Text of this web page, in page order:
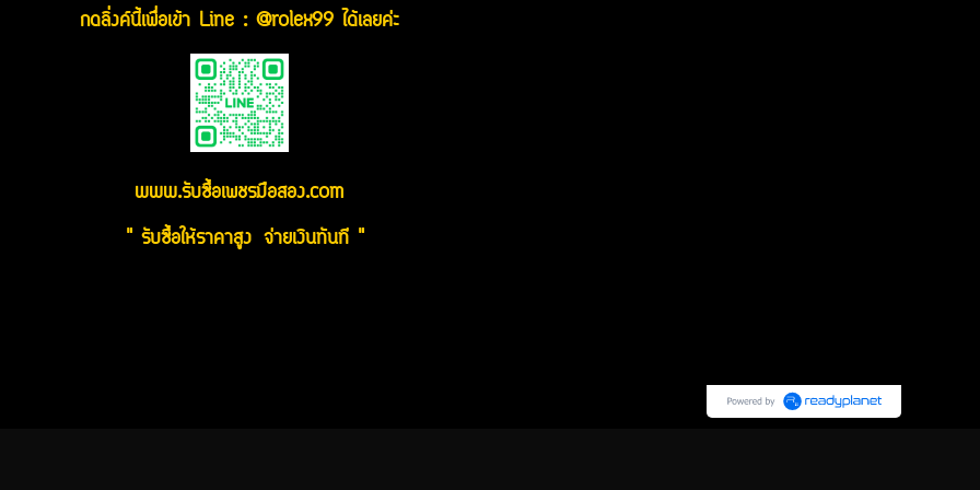
กดลิ่งค์นี้เพื่อเข้า Line : @rolex99 ได้เลยค่ะ
www.รับซื้อเพชรมือสอง.com
" รับซื้อให้ราคาสูง จ่ายเงินทันที "